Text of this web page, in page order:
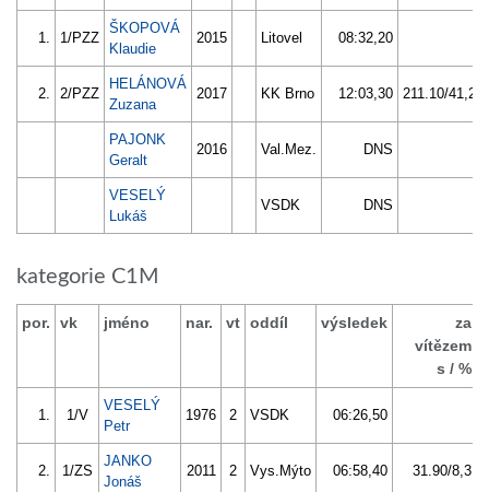
1. 1/PZZ
ŠKOPOVÁ
Klaudie
2015 Litovel 08:32,20
2. 2/PZZ
HELÁNOVÁ
Zuzana
2017 KK Brno 12:03,30 211.10/41,2
PAJONK
Geralt
2016 Val.Mez. DNS
VESELÝ
Lukáš
VSDK DNS
kategorie C1M
por. vk jméno nar. vt oddíl výsledek
za
vítězem
s / %
1. 1/V
VESELÝ
Petr
1976 2 VSDK 06:26,50
2. 1/ZS
JANKO
Jonáš
2011 2 Vys.Mýto 06:58,40 31.90/8,3